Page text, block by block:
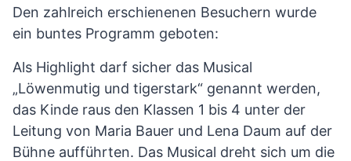
Den zahlreich erschienenen Besuchern wurde
ein buntes Programm geboten:
Als Highlight darf sicher das Musical
„Löwenmutig und tigerstark“ genannt werden,
das Kinde raus den Klassen 1 bis 4 unter der
Leitung von Maria Bauer und Lena Daum auf der
Bühne aufführten. Das Musical dreht sich um die